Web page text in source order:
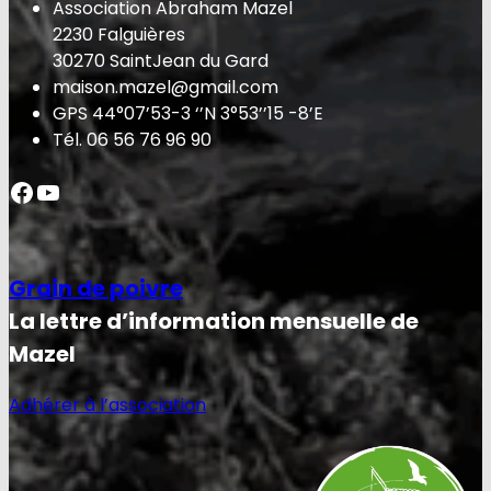
Association Abraham Mazel
2230 Falguières
30270 SaintJean du Gard
maison.mazel@gmail.com
GPS 44°07’53-3 ‘’N 3°53’’15 -8’E
Tél. 06 56 76 96 90
Facebook YouTube
Grain de poivre
La lettre d’information mensuelle de
Mazel
Adhérer à l’association